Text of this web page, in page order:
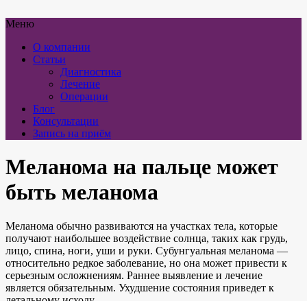
Меню
О компании
Статьи
Диагностика
Лечение
Операции
Блог
Консультации
Запись на приём
Меланома на пальце может
быть меланома
Меланома обычно развиваются на участках тела, которые
получают наибольшее воздействие солнца, таких как грудь,
лицо, спина, ноги, уши и руки. Субунгуальная меланома —
относительно редкое заболевание, но она может привести к
серьезным осложнениям. Раннее выявление и лечение
является обязательным. Ухудшение состояния приведет к